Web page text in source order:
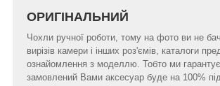
ОРИГІНАЛЬНИЙ
Чохли ручної роботи, тому на фото ви не
вирізів камери і інших роз'ємів, каталоги
ознайомлення з моделлю. Тобто ми
замовлений Вами аксесуар буде на 100%